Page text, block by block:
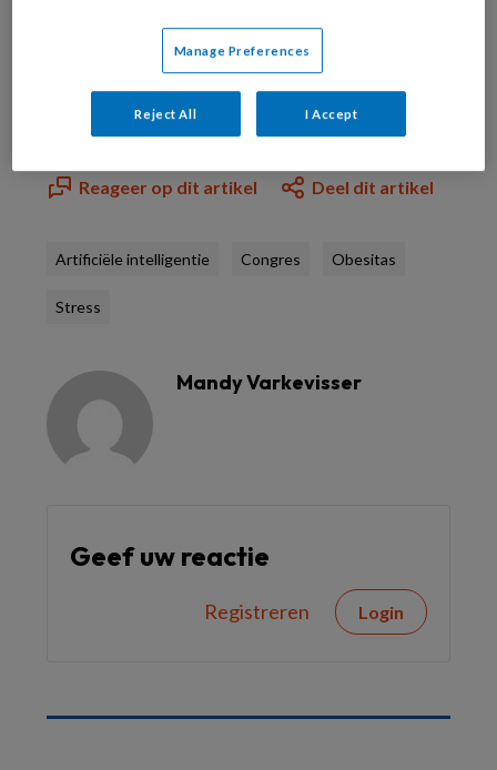
Bekijk de mogelijkheden
Al abonnee?Log dan in
Reageer op dit artikel Deel dit artikel
Artificiële intelligentie Congres Obesitas
Stress
Mandy Varkevisser
Geef uw reactie
Registreren Login
Manage Preferences
Reject All I Accept